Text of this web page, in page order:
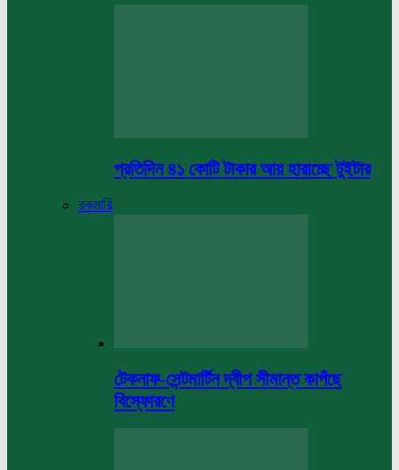
প্রতিদিন ৪১ কোটি টাকার আয় হারাচ্ছে টুইটার
রকমারি
টেকনাফ-সেন্টমার্টিন দ্বীপ সীমান্ত কাপঁছে
বিস্ফোরণে